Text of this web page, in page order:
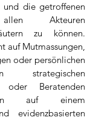
und die getroffenen
allen Akteuren
zu können.
auf Mutmassungen,
oder persönlichen
strategischen
oder Beratenden
auf einem
evidenzbasierten